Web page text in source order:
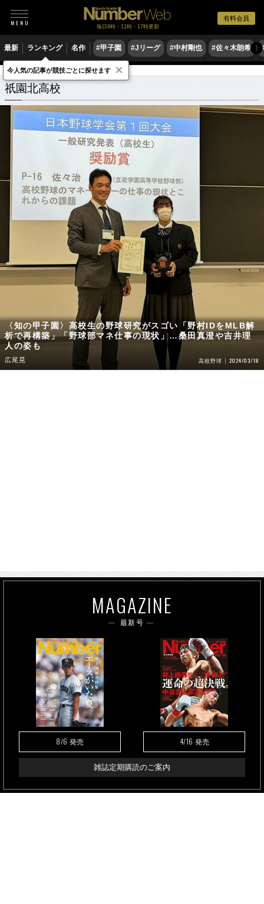
有料会員
毎日6時・11時・17時更新
最新 ランキング 名作 #甲子園 #Jリーグ #中村剛也 #佐々木朗希 〉
学校 広島県 祇園北高校 関連記事
祇園北高校
〈知の甲子園〉高校生の野球研究がスゴい「野村IDをMLB解
析で再構築」「野球部マネ仕事の現状」…桑田真澄や吉井理
人の姿も
広尾晃 高校野球 2024/03/18
MAGAZINE
最新号
8/6 発売 4/16 発売
雑誌定期購読のご案内
今人気の記事が競技ごとに探せます ×